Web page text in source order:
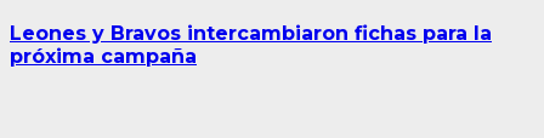
Leones y Bravos intercambiaron fichas para la
próxima campaña